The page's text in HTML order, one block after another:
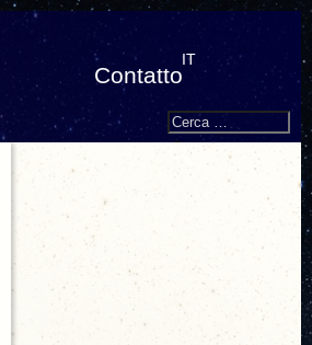
Contatto
IT
Search
Cerca: